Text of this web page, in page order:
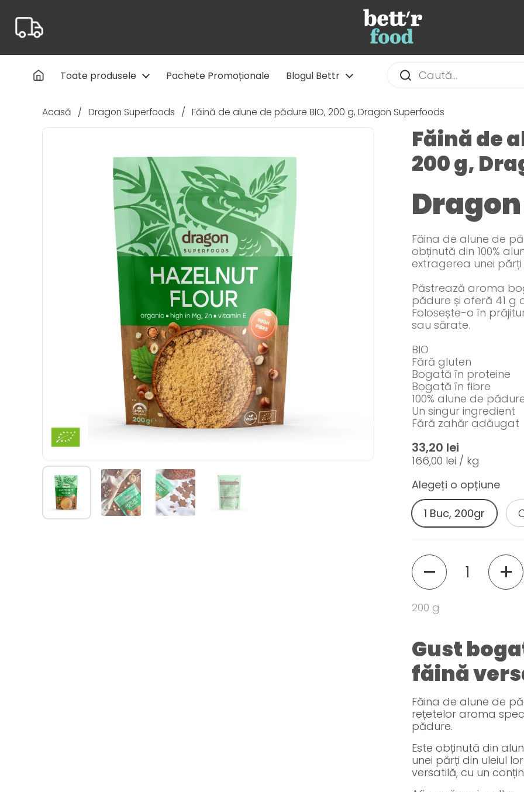
Toate produsele Pachete Promoționale Blogul Bettr
Acasă / Dragon Superfoods / Făină de alune de pădure BIO, 200 g, Dragon Superfoods
Făină de
200 g,
Făina de alune de
obținută din 100%
extragerea unei
Păstrează aroma
pădure și oferă 41 g
Folosește-o în
sau sărate.
BIO
Fără gluten
Bogată în proteine
Bogată în fibre
100% alune de
Un singur ingredient
Fără zahăr adăugat
33,20 lei
166,00 lei / kg
Alegeți o opțiune
1 Buc, 200gr
Cantitate
200 g
Gust
făină
Făina de alune de
rețetelor aroma
pădure.
Este obținută din
unei părți din uleiul
versatilă, cu un